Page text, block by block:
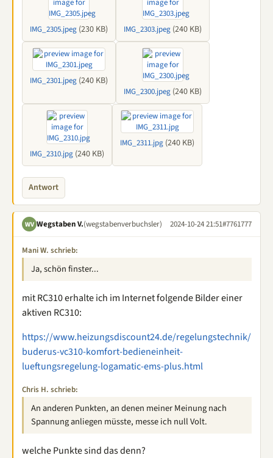
IMG_2305.jpeg (230 KB) IMG_2303.jpeg (240 KB)
IMG_2301.jpeg (240 KB)
IMG_2300.jpeg (240 KB)
IMG_2310.jpg (240 KB)
IMG_2311.jpg (240 KB)
Antwort
WV Wegstaben V.(wegstabenverbuchsler) 2024-10-24 21:51#7761777
Mani W. schrieb:
Ja, schön finster...
mit RC310 erhalte ich im Internet folgende Bilder einer
aktiven RC310:
https://www.heizungsdiscount24.de/regelungstechnik/
buderus-vc310-komfort-bedieneinheit-
lueftungsregelung-logamatic-ems-plus.html
Chris H. schrieb:
An anderen Punkten, an denen meiner Meinung nach
Spannung anliegen müsste, messe ich null Volt.
welche Punkte sind das denn?